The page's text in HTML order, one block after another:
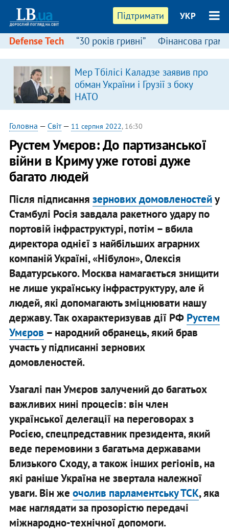
Підтримати УКР
Defense Tech “30 років гривні” Фінансова
Мер Тбілісі Каладзе заявив про
обман України і Грузії з боку
НАТО
Головна — Світ— 11 серпня 2022, 16:30
Рустем Умєров: До партизанської
війни в Криму уже готові дуже
багато людей
Після підписання зернових домовленостейу
Стамбулі Росія завдала ракетного удару по
портовій інфраструктурі, потім – вбила
директора однієї з найбільших аграрних
компаній Україні, «Нібулон», Олексія
Вадатурського. Москва намагається знищити
не лише українську інфраструктуру, але й
людей, які допомагають зміцнювати нашу
державу. Так охарактеризував дії РФ Рустем
Умєров – народний обранець, який брав
участь у підписанні зернових
домовленостей.
Узагалі пан Умєров залучений до багатьох
важливих нині процесів: він член
української делегації на переговорах з
Росією, спецпредставник президента, який
веде перемовини з багатьма державами
Близького Сходу, а також інших регіонів, на
які раніше Україна не звертала належної
уваги. Він же очолив парламентську ТСК, яка
має наглядати за прозорістю передачі
міжнародно-технічної допомоги.